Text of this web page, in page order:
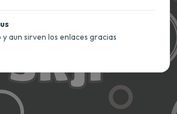
aun sirven los enlaces gracias